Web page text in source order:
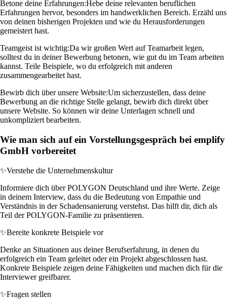
Betone deine Erfahrungen:Hebe deine relevanten beruflichen
Erfahrungen hervor, besonders im handwerklichen Bereich. Erzähl uns
von deinen bisherigen Projekten und wie du Herausforderungen
gemeistert hast.
Teamgeist ist wichtig:Da wir großen Wert auf Teamarbeit legen,
solltest du in deiner Bewerbung betonen, wie gut du im Team arbeiten
kannst. Teile Beispiele, wo du erfolgreich mit anderen
zusammengearbeitet hast.
Bewirb dich über unsere Website:Um sicherzustellen, dass deine
Bewerbung an die richtige Stelle gelangt, bewirb dich direkt über
unsere Website. So können wir deine Unterlagen schnell und
unkompliziert bearbeiten.
Wie man sich auf ein Vorstellungsgespräch bei emplify
GmbH vorbereitet
✨Verstehe die Unternehmenskultur
Informiere dich über POLYGON Deutschland und ihre Werte. Zeige
in deinem Interview, dass du die Bedeutung von Empathie und
Verständnis in der Schadensanierung verstehst. Das hilft dir, dich als
Teil der POLYGON-Familie zu präsentieren.
✨Bereite konkrete Beispiele vor
Denke an Situationen aus deiner Berufserfahrung, in denen du
erfolgreich ein Team geleitet oder ein Projekt abgeschlossen hast.
Konkrete Beispiele zeigen deine Fähigkeiten und machen dich für die
Interviewer greifbarer.
✨Fragen stellen